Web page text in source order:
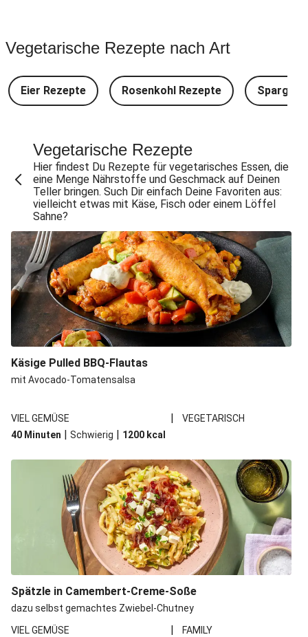
Vegetarische Rezepte nach Art
Eier Rezepte Rosenkohl Rezepte Spargel
Vegetarische Rezepte
Hier findest Du Rezepte für vegetarisches Essen, die
eine Menge Nährstoffe und Geschmack auf Deinen
Teller bringen. Such Dir einfach Deine Favoriten aus:
vielleicht etwas mit Käse, Fisch oder einem Löffel
Sahne?
Käsige Pulled BBQ-Flautas
mit Avocado-Tomatensalsa
VIEL GEMÜSE |
VEGETARISCH
40 Minuten | Schwierig | 1200 kcal
Spätzle in Camembert-Creme-Soße
dazu selbst gemachtes Zwiebel-Chutney
VIEL GEMÜSE
| FAMILY